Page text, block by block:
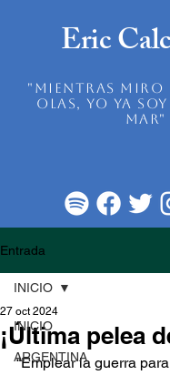
Eric
"mientras miro
olas, yo ya
mar"
Entrada
INICIO
ARGENTINA
INICIO
¡Última pelea
27 oct 2024
“Emplear la guerra